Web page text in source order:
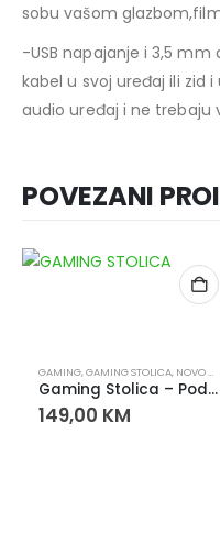
sobu vašom
-USB napajanje i 3,5 mm
kabel u svoj uređaj ili zid
audio uređaj i ne trebaju
POVEZANI
GAMING,GAMING STOLICA, NOVO U PONUDI
Gaming Stolica – Podesiva Ergonomska Stolica za Ured i Gaming
149,00 KM